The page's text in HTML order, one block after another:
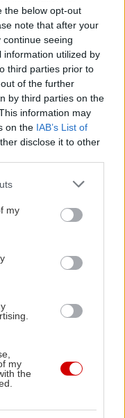
the below opt-out
note that after your
seeing
information utilized by
third parties prior to
of the further
by third parties on the
information may
on the IAB’s List of
disclose it to other
one or more Google
You may click to
third-party tags to
in below Google
my
my
the
αυτή
ανήκουστη,
ευλαβικά τους
και να
να
με την
δε
γοητεία του
του.
καθημερινά,
το απόγευμα.
λειτουργεί για
8 ευρώ
5 ευρώ για
κάτω των 5 ετών